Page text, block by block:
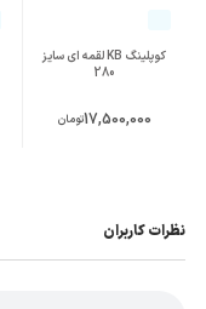
کوپلینگ KB لقمه ای سایز
280
17,500,000تومان
نظرات کاربران